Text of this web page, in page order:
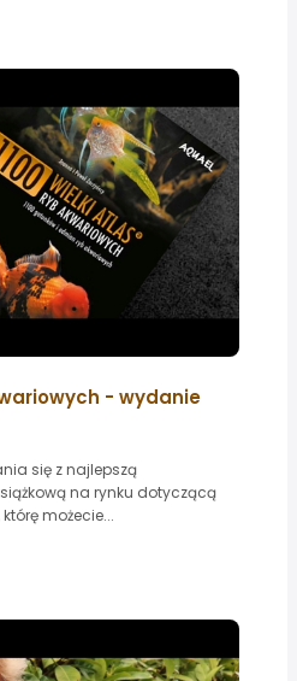
- wydanie
się z najlepszą
na rynku dotyczącą
możecie...